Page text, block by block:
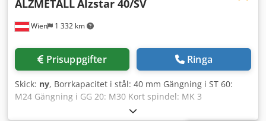
Wien 1 332 km
ALZMETALLAlzstar 40/SV
Prisuppgifter Ringa
Skick: ny, Borrkapacitet i stål: 40 mm Gängning i ST 60:
M24 Gängning i GG 20: M30 Kort spindel: MK 3
Spindelvarvtal – steglöst: 160 - 2250 varv/min Utsvängning: